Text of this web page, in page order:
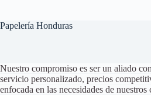
Papelería Honduras
Nuestro compromiso es ser un aliado
servicio personalizado, precios
enfocada en las necesidades de nuestros